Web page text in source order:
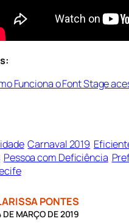
Funciona o Font Stage
Carnaval 2019
Pessoa com Deficiência
PONTES
DE MARÇO DE 2019